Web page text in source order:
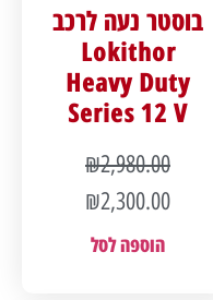
בוסטר נעה לרכב
Lokithor
Heavy Duty
Series 12 V
₪2,980.00
₪2,300.00
הוספה לסל